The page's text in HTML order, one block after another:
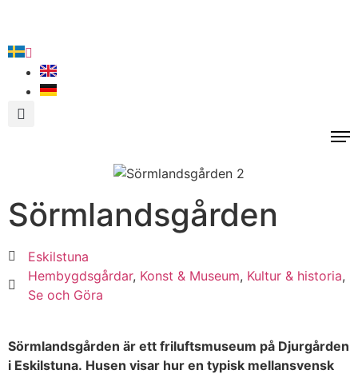
Sörmlandsgården
Eskilstuna
Hembygdsgårdar, Konst & Museum, Kultur & historia,
Se och Göra
Sörmlandsgården är ett friluftsmuseum på Djurgården
i Eskilstuna. Husen visar hur en typisk mellansvensk